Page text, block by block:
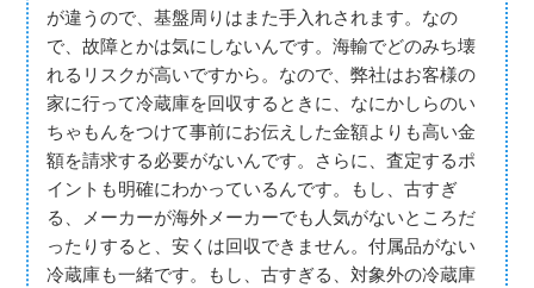
が違うので、基盤周りはまた手入れされます。なの
で、故障とかは気にしないんです。海輸でどのみち壊
れるリスクが高いですから。なので、弊社はお客様の
家に行って冷蔵庫を回収するときに、なにかしらのい
ちゃもんをつけて事前にお伝えした金額よりも高い金
額を請求する必要がないんです。さらに、査定するポ
イントも明確にわかっているんです。もし、古すぎ
る、メーカーが海外メーカーでも人気がないところだ
ったりすると、安くは回収できません。付属品がない
冷蔵庫も一緒です。もし、古すぎる、対象外の冷蔵庫